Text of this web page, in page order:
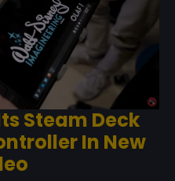
Steam Deck
In New